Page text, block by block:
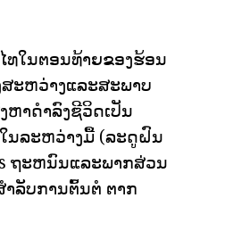
ທໃນຕອນທ້າຍຂອງຮ້ອນ
ະຫວ່າງແລະສະພາບ
າດໍາລົງຊີວິດເປັນ
ນລະຫວ່າງມື້ (ລະດູຝົນ
ຖະຫນົນແລະພາກສ່ວນ
ລັບການຕົ້ນຕໍ ຕາກ